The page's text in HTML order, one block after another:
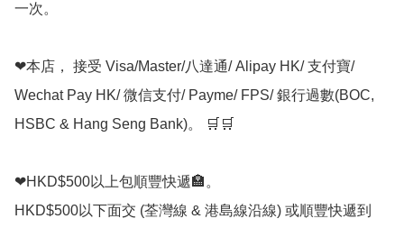
一次。
❤本店， 接受 Visa/Master/八達通/ Alipay HK/ 支付寶/
Wechat Pay HK/ 微信支付/ Payme/ FPS/ 銀行過數(BOC,
HSBC & Hang Seng Bank)。 🛒🛒
❤HKD$500以上包順豐快遞🏣。
HKD$500以下面交 (荃灣線 & 港島線沿線) 或順豐快遞到